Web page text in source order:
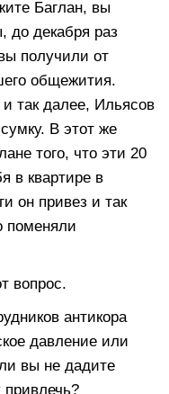
Баглан, вы
до декабря раз
получили от
общежития.
так далее, Ильясов
В этот же
того, что эти 20
в квартире в
он привез и так
поменяли
вопрос.
антикора
давление или
вы не дадите
привлечь?